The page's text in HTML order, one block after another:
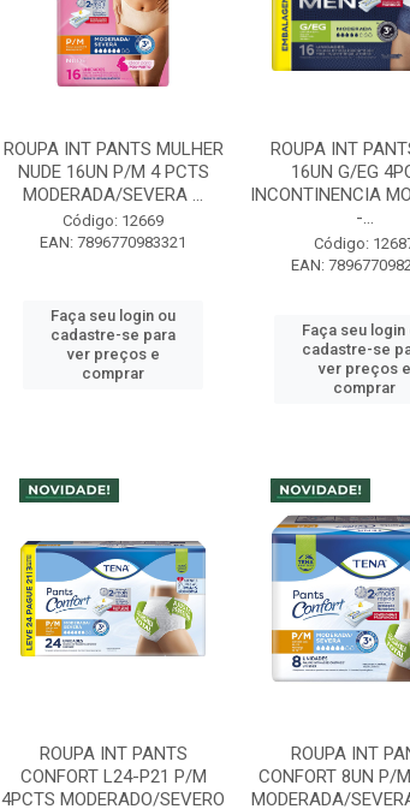
ROUPA INT PANTS MULHER
NUDE 16UN P/M 4 PCTS
MODERADA/SEVERA ...
Código: 12669
EAN: 7896770983321
Faça seu login ou
cadastre-se para
ver preços e
comprar
ROUPA INT
16UN G/EG
INCONTINENCIA
-...
Código:
EAN:
Faça seu login
cadastre-se
ver preços e
comprar
ROUPA INT PANTS
CONFORT L24-P21 P/M
4PCTS MODERADO/SEVERO
ROUPA INT
CONFORT 8UN P/
MODERADA/